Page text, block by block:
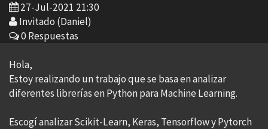
27-Jul-2021 21:30
Invitado (Daniel)
0 Respuestas
Hola,
Estoy realizando un trabajo que se basa en analizar
diferentes librerías en Python para Machine Learning.
Escogí analizar Scikit-Learn, Keras, Tensorflow y Pytorch